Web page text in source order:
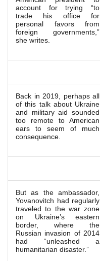
account for trying “to
trade his office for
personal favors from
foreign governments,”
she writes.
Back in 2019, perhaps all
of this talk about Ukraine
and military aid sounded
too remote to American
ears to seem of much
consequence.
But as the ambassador,
Yovanovitch had regularly
traveled to the war zone
on Ukraine’s eastern
border, where the
Russian invasion of 2014
had “unleashed a
humanitarian disaster.”